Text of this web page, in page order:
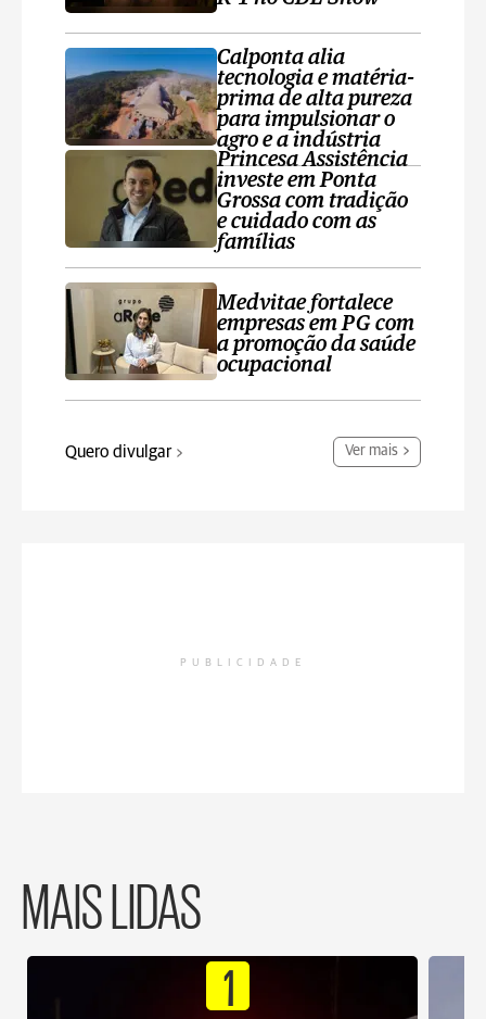
Calponta alia
tecnologia e matéria-
prima de alta pureza
para impulsionar o
agro e a indústria
Princesa Assistência
investe em Ponta
Grossa com tradição
e cuidado com as
famílias
Medvitae fortalece
empresas em PG com
a promoção da saúde
ocupacional
Quero divulgar Ver mais
PUBLICIDADE
MAIS LIDAS
1